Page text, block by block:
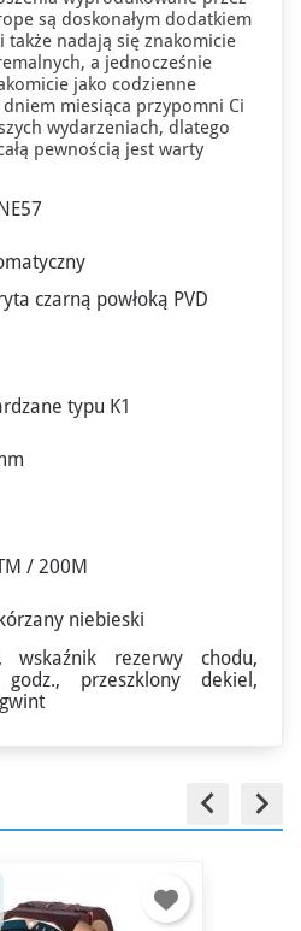
są doskonałym dodatkiem
także nadają się znakomicie
a jednocześnie
jako codzienne
miesiąca przypomni Ci
wydarzeniach, dlatego
pewnością jest warty
czarną powłoką PVD
typu K1
/ 200M
niebieski
wskaźnik rezerwy chodu,
przeszklony dekiel,
keyboard_arrow_left keyboard_arrow_right